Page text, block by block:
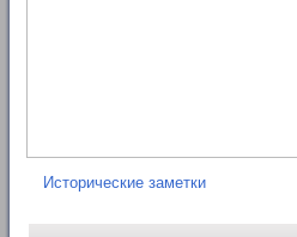
Исторические заметки